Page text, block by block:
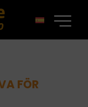
FÖR